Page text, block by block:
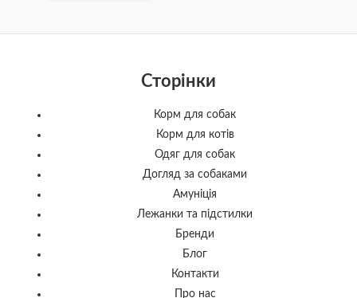
Сторінки
Корм для собак
Корм для котів
Одяг для собак
Догляд за собаками
Амуніція
Лежанки та підстилки
Бренди
Блог
Контакти
Про нас